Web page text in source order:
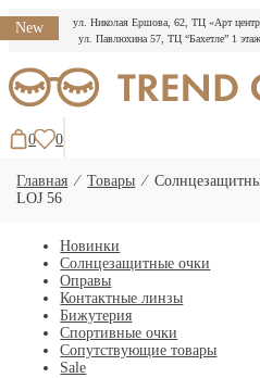
ул. Николая Ершова, 62, ТЦ «Арт
ул. Павлюхина 57, ТЦ “Бахетле” 1 этаж
к
содержимому
0 0
Главная ⁄Товары ⁄
LOJ 56
Новинки
Солнцезащитные очки
Оправы
Контактные линзы
Бижутерия
Спортивные очки
Сопутствующие товары
Sale
New